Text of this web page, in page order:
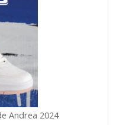
Andrea 2024